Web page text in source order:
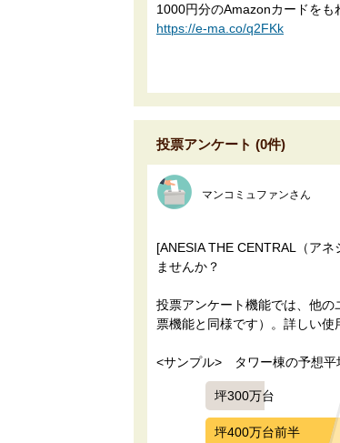
1000円分のAmazonカードをも
https://e-ma.co/q2FKk
投票アンケート (0件)
マンコミュファンさん
[ANESIA THE CENTRAL（ア
ませんか？
投票アンケート機能では、他
票機能と同様です）。詳しい使
<サンプル>　タワー棟の予想平
坪300万台
坪400万台前半